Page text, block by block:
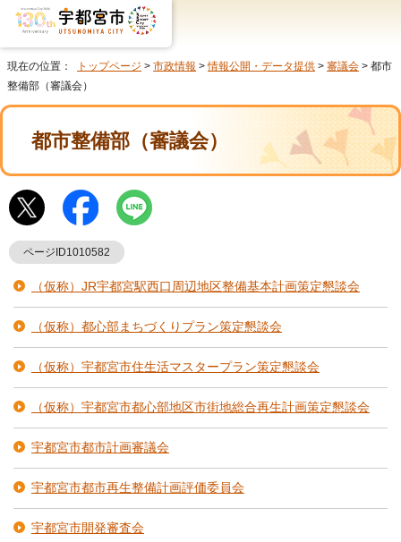
現在の位置： トップページ > 市政情報 >情報公開・データ提供 > 審議会 > 都市
整備部（審議会）
都市整備部（審議会）
ページID1010582
（仮称）JR宇都宮駅西口周辺地区整備基本計画策定懇談会
（仮称）都心部まちづくりプラン策定懇談会
（仮称）宇都宮市住生活マスタープラン策定懇談会
（仮称）宇都宮市都心部地区市街地総合再生計画策定懇談会
宇都宮市都市計画審議会
宇都宮市都市再生整備計画評価委員会
宇都宮市開発審査会